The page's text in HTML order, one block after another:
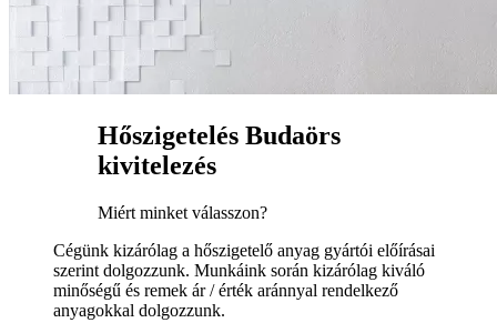
Hőszigetelés Budaörs
kivitelezés
Miért minket válasszon?
Cégünk kizárólag a hőszigetelő anyag gyártói előírásai
szerint dolgozzunk. Munkáink során kizárólag kiváló
minőségű és remek ár / érték aránnyal rendelkező
anyagokkal dolgozzunk.